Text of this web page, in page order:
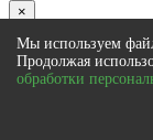
×
close
К сожалению
Воспользуйтесь
Мы используем
Продолжая
обработки